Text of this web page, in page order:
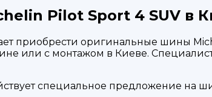
Pilot Sport 4 SUV в
приобрести оригинальные шины
или с монтажом в Киеве.
специальное предложение на